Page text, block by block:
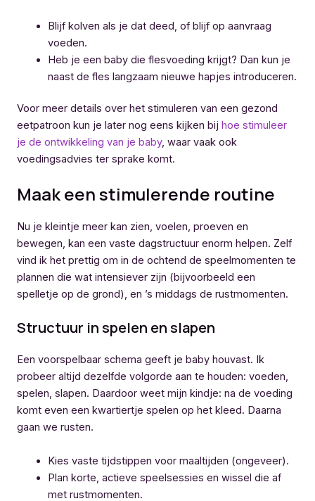
Blijf kolven als je dat deed, of blijf op aanvraag
voeden.
Heb je een baby die flesvoeding krijgt? Dan kun je
naast de fles langzaam nieuwe hapjes introduceren.
Voor meer details over het stimuleren van een gezond
eetpatroon kun je later nog eens kijken bij hoe stimuleer
je de ontwikkeling van je baby, waar vaak ook
voedingsadvies ter sprake komt.
Maak een stimulerende routine
Nu je kleintje meer kan zien, voelen, proeven en
bewegen, kan een vaste dagstructuur enorm helpen. Zelf
vind ik het prettig om in de ochtend de speelmomenten te
plannen die wat intensiever zijn (bijvoorbeeld een
spelletje op de grond), en ’s middags de rustmomenten.
Structuur in spelen en slapen
Een voorspelbaar schema geeft je baby houvast. Ik
probeer altijd dezelfde volgorde aan te houden: voeden,
spelen, slapen. Daardoor weet mijn kindje: na de voeding
komt even een kwartiertje spelen op het kleed. Daarna
gaan we rusten.
Kies vaste tijdstippen voor maaltijden (ongeveer).
Plan korte, actieve speelsessies en wissel die af
met rustmomenten.